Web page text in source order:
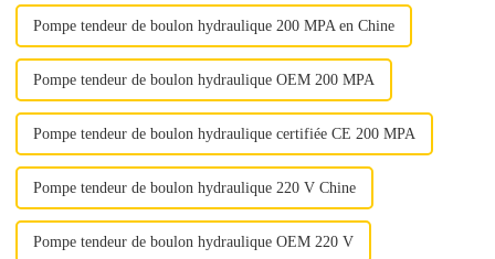
Pompe tendeur de boulon hydraulique 200 MPA en Chine
Pompe tendeur de boulon hydraulique OEM 200 MPA
Pompe tendeur de boulon hydraulique certifiée CE 200 MPA
Pompe tendeur de boulon hydraulique 220 V Chine
Pompe tendeur de boulon hydraulique OEM 220 V